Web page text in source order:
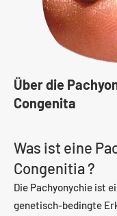
Über die
Congenita
Was ist eine
Congenitia ?
Die Pachyonychie ist
genetisch-bedingte